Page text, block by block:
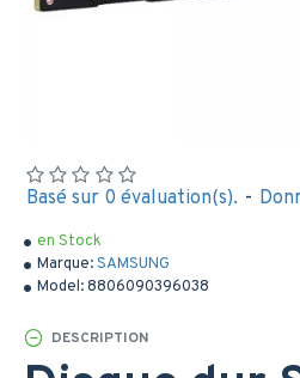
en Stock
Marque:SAMSUNG
Model: 8806090396038
Basé sur 0 évaluation(s). -
DESCRIPTION